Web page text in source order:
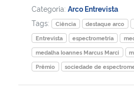
Categoria: Arco Entrevista
Tags:
Ciência destaque arco
Entrevista
espectrometria
medalha Ioannes Marcus Marci
Prêmio
sociedade de